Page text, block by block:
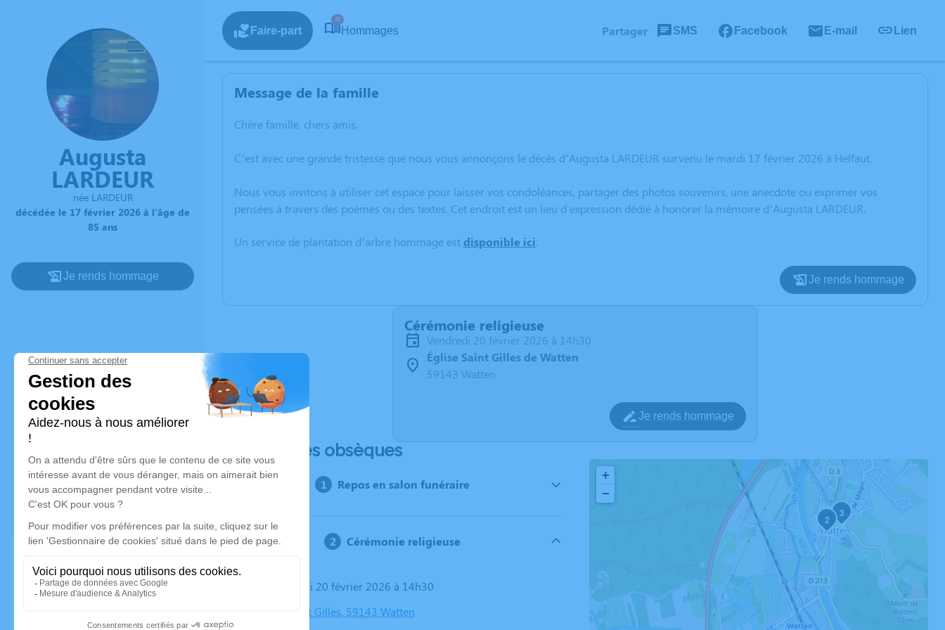
Augusta
LARDEUR
née LARDEUR
décédée le 17 février 2026 à l'âge de
85 ans
Je rends hommage
Faire-part
20
Hommages Partager SMS Facebook E-mail Lien
Message de la famille
Chère famille, chers amis,
C’est avec une grande tristesse que nous vous annonçons le décès d’Augusta LARDEUR survenu le mardi 17 février 2026 à Helfaut.
Nous vous invitons à utiliser cet espace pour laisser vos condoléances, partager des photos souvenirs, une anecdote ou exprimer vos
pensées à travers des poèmes ou des textes. Cet endroit est un lieu d'expression dédié à honorer la mémoire d’Augusta LARDEUR.
Un service de plantation d’arbre hommage est disponible ici.
Je rends hommage
Cérémonie religieuse
vendredi 20 février 2026 à 14h30
Église Saint Gilles de Watten
59143 Watten
Je rends hommage
Déroulé des obsèques
Repos en salon funéraire
Cérémonie religieuse
Le vendredi 20 février 2026 à 14h30
Église Saint Gilles, 59143 Watten
2
3
+
−